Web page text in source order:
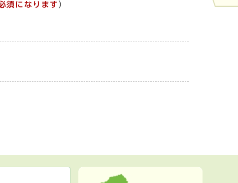
須になります ）